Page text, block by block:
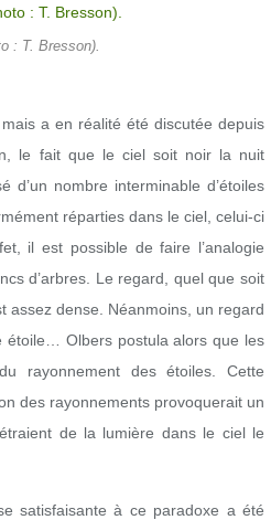
: T. Bresson).
a en réalité été discutée depuis
le fait que le ciel soit noir la nuit
d’un nombre interminable d’étoiles
réparties dans le ciel, celui-ci
il est possible de faire l’analogie
d’arbres. Le regard, quel que soit
assez dense. Néanmoins, un regard
étoile… Olbers postula alors que les
rayonnement des étoiles. Cette
des rayonnements provoquerait un
de la lumière dans le ciel le
satisfaisante à ce paradoxe a été